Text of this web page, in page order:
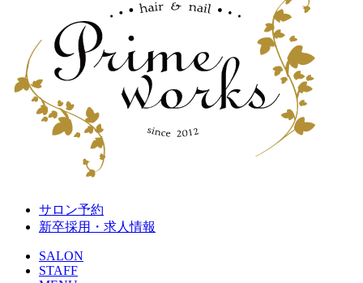
サロン予約
新卒採用・求人情報
SALON
STAFF